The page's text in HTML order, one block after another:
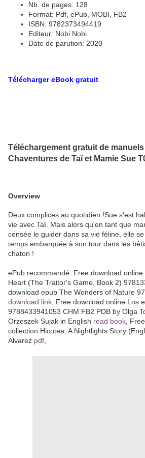
Nb. de pages: 128
Format: Pdf, ePub, MOBI, FB2
ISBN: 9782373494419
Editeur: Nobi Nobi
Date de parution: 2020
Télécharger eBook gratuit
Téléchargement gratuit de
Chaventures de Taï et Mamie Sue
Overview
Deux complices au quotidien !Sue s'est
vie avec Taï. Mais alors qu'en tant que
censée le guider dans sa vie féline, elle
temps embarquée à son tour dans les
chaton !
ePub recommandé: Free download
Heart (The Traitor's Game, Book 2)
download epub The Wonders of Nature
download link , Free download online Los
9788433941053 CHM FB2 PDB by Olga
Orzeszek Sujak in English read book ,
collection Hicotea: A Nightlights Story
Alvarez pdf